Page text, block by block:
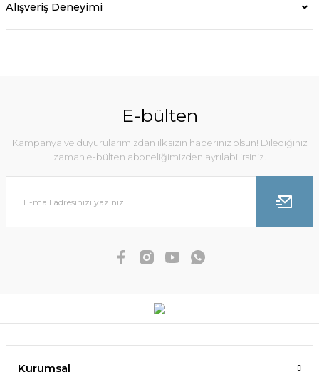
Alışveriş Deneyimi
E-bülten
Kampanya ve duyurularımızdan ilk sizin haberiniz olsun! Dilediğiniz
zaman e-bülten aboneliğimizden ayrılabilirsiniz.
Kurumsal